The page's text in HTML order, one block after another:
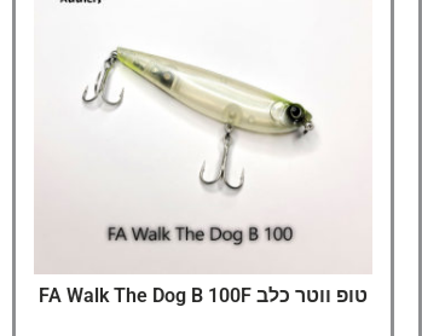
טופ ווטר כלב FA Walk The Dog B 100F